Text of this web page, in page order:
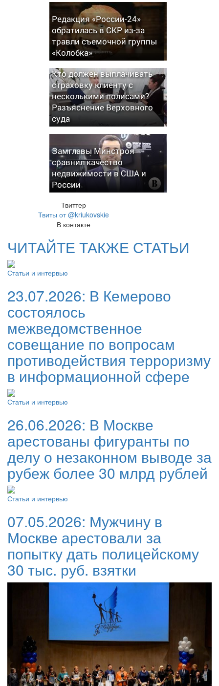
Редакция «России-24»
обратилась в СКР из-за
травли съемочной группы
«Колобка»
Кто должен выплачивать
страховку клиенту с
несколькими полисами?
Разъяснение Верховного
суда
Замглавы Минстроя
сравнил качество
недвижимости в США и
России
Твиттер
Твиты от @kriukovskie
В контакте
ЧИТАЙТЕ ТАКЖЕ СТАТЬИ
Статьи и интервью
23.07.2026: В Кемерово
состоялось
межведомственное
совещание по вопросам
противодействия терроризму
в информационной сфере
Статьи и интервью
26.06.2026: В Москве
арестованы фигуранты по
делу о незаконном выводе за
рубеж более 30 млрд рублей
Статьи и интервью
07.05.2026: Мужчину в
Москве арестовали за
попытку дать полицейскому
30 тыс. руб. взятки